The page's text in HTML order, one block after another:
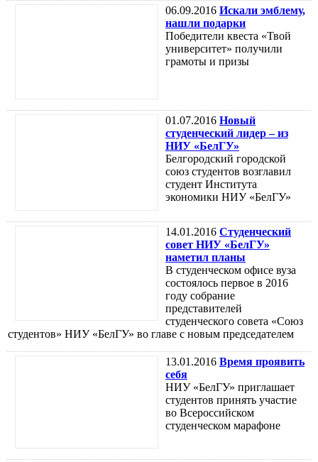
06.09.2016 Искали эмблему,
нашли подарки
Победители квеста «Твой
университет» получили
грамоты и призы
01.07.2016 Новый
студенческий лидер – из
НИУ «БелГУ»
Белгородский городской
союз студентов возглавил
студент Института
экономики НИУ «БелГУ»
14.01.2016 Студенческий
совет НИУ «БелГУ»
наметил планы
В студенческом офисе вуза
состоялось первое в 2016
году собрание
представителей
студенческого совета «Союз
студентов» НИУ «БелГУ» во главе с новым председателем
13.01.2016 Время проявить
себя
НИУ «БелГУ» приглашает
студентов принять участие
во Всероссийском
студенческом марафоне